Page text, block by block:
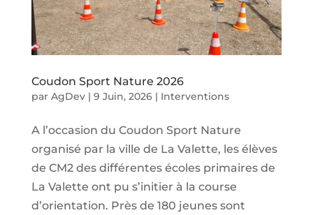
Coudon Sport Nature 2026
par AgDev| 9 Juin, 2026| Interventions
A l’occasion du Coudon Sport Nature
organisé par la ville de La Valette, les élèves
de CM2 des différentes écoles primaires de
La Valette ont pu s’initier à la course
d’orientation. Près de 180 jeunes sont